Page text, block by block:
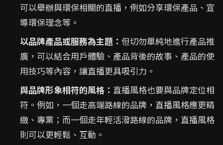
可以舉辦與環保相關的直播，例如分享環保產品、宣
導環保理念等。
以品牌產品或服務為主題： 但切勿單純地進行產品推
廣，可以結合用戶體驗、產品背後的故事、產品的使
用技巧等內容，讓直播更具吸引力。
與品牌形象相符的風格： 直播風格也要與品牌定位相
符。例如，一個走高端路線的品牌，直播風格應更精
緻、專業；而一個走年輕活潑路線的品牌，直播風格
則可以更輕鬆、互動。